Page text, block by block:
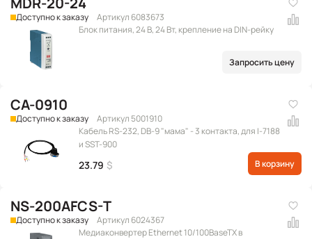
Доступно к заказу
Артикул 6083673
Блок питания, 24 В, 24 Вт, крепление на DIN-рейку
Запросить цену
CA-0910
Доступно к заказу
Артикул 5001910
Кабель RS-232, DB-9 "мама" - 3 контакта, для I-7188
и SST-900
23.79 $ В корзину
NS-200AFCS-T
Доступно к заказу
Артикул 6024367
Медиаконвертер Ethernet 10/100BaseTX в